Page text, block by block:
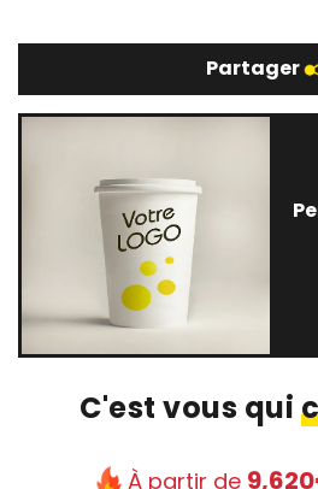
Partager
C'est vous qui
À partir de